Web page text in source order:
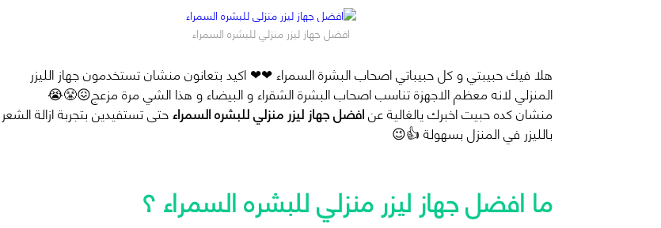
افضل جهاز ليزر منزلي للبشره السمراء
هلا فيك حبيبتي و كل حبيباتي اصحاب البشرة السمراء ❤❤ اكيد بتعانون منشان تستخدمون جهاز الليزر
المنزلي لانه معظم الاجهزة تناسب اصحاب البشرة الشقراء و البيضاء و هذا الشي مرة مزعج😖
😤
😭
منشان كده حبيت اخبرك يالغالية عنافضل جهاز ليزر منزلي للبشره السمراءحتى تستفيدين بتجربة ازالة الشعر
بالليزر في المنزل بسهولة 👍😉
ما افضل جهاز ليزر منزلي للبشره السمراء ؟